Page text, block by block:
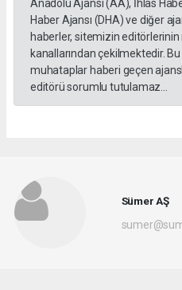
Anadolu Ajansı (AA), İhlas
Haber Ajansı (DHA) ve diğer
haberler, sitemizin
kanallarından çekilmektedir.
muhataplar haberi geçen
editörü sorumlu tutulamaz...
Sümer AŞ